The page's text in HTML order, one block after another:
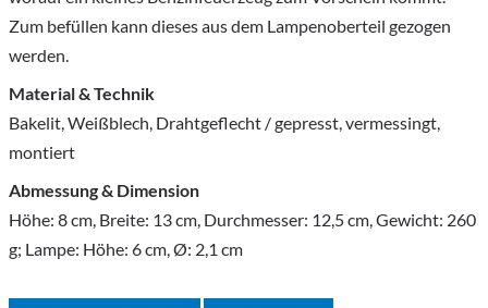
Zum befüllen kann dieses aus dem Lampenoberteil gezogen
werden.
Material & Technik
Bakelit, Weißblech, Drahtgeflecht / gepresst, vermessingt,
montiert
Abmessung & Dimension
Höhe: 8 cm, Breite: 13 cm, Durchmesser: 12,5 cm, Gewicht: 260
g; Lampe: Höhe: 6 cm, Ø: 2,1 cm